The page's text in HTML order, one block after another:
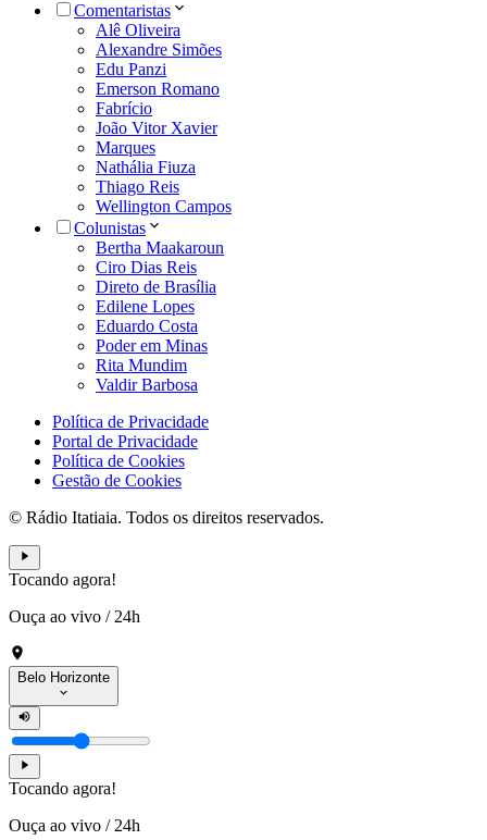
Comentaristas
Alê Oliveira
Alexandre Simões
Edu Panzi
Emerson Romano
Fabrício
João Vitor Xavier
Marques
Nathália Fiuza
Thiago Reis
Wellington Campos
Colunistas
Bertha Maakaroun
Ciro Dias Reis
Direto de Brasília
Edilene Lopes
Eduardo Costa
Poder em Minas
Rita Mundim
Valdir Barbosa
Política de Privacidade
Portal de Privacidade
Política de Cookies
Gestão de Cookies
© Rádio Itatiaia. Todos os direitos reservados.
Tocando agora!
Ouça ao vivo / 24h
Belo Horizonte
Tocando agora!
Ouça ao vivo / 24h